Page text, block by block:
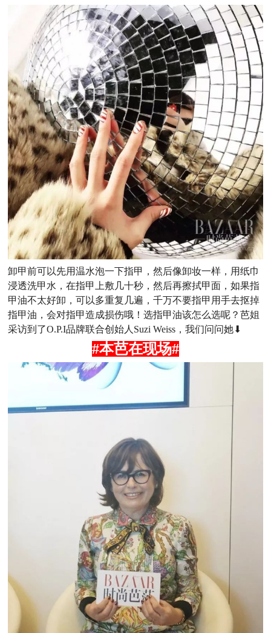
卸甲前可以先用温水泡一下指甲，然后像卸妆一样，用纸巾
浸透洗甲水，在指甲上敷几十秒，然后再擦拭甲面，如果指
甲油不太好卸，可以多重复几遍，千万不要指甲用手去抠掉
指甲油，会对指甲造成损伤哦！选指甲油该怎么选呢？芭姐
采访到了O.P.I品牌联合创始人Suzi Weiss，我们问问她⬇
#本芭在现场#